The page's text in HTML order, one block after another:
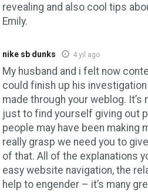
revealing and also cool tips
Emily.
nike sb dunks 4 yıl ago
My husband and i felt now
could finish up his
made through your weblog.
just to find yourself giving out
people may have been making
really grasp we need you to
of that. All of the explanations
easy website navigation, the
help to engender – it’s many